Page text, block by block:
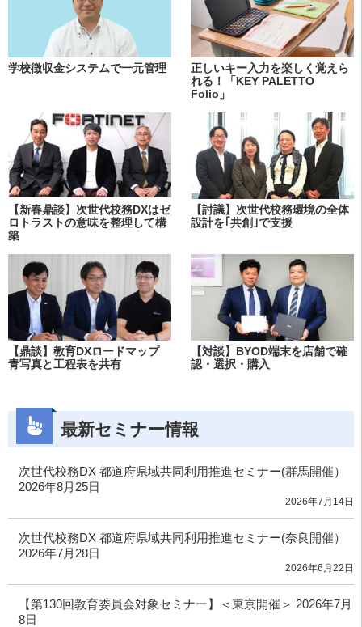
学校徴収金システムで一元管理
正しいキー入力を楽しく覚えら
れる！「KEY PALETTO
Folio」
【新春鼎談】次世代校務DXはゼ
ロトラストの意味を整理して構
築
【討議】次世代校務環境の全体
設計を｢共創｣で支援
【鼎談】教育DXロードマップ
青写真と工程表を共有
【対談】BYOD端末を店舗で確
認・選択・購入
最新セミナー情報
次世代校務DX 都道府県域共同利用推進セミナー(群馬開催）
2026年8月25日
2026年7月14日
次世代校務DX 都道府県域共同利用推進セミナー(奈良開催）
2026年7月28日
2026年6月22日
【第130回教育委員会対象セミナー】＜東京開催＞ 2026年7月
8日